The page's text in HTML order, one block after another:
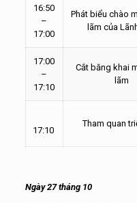
16:50
–
17:00
Phát biểu chào
lãm của
17:00
–
17:10
Cắt băng khai
lãm
17:10
Tham quan
Ngày 27 tháng 10